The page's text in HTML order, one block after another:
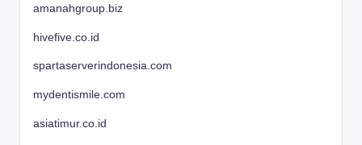
amanahgroup.biz
hivefive.co.id
spartaserverindonesia.com
mydentismile.com
asiatimur.co.id